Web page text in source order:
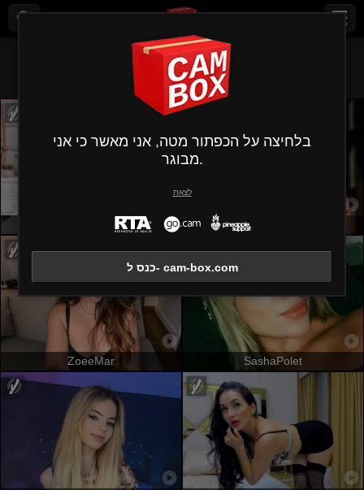
כל ()
KendraMiler SofieWhite
ZoeeMar SashaPolet
בלחיצה על הכפתור מטה, אני מאשר כי אני
מבוגר.
לצאת
כנס ל- cam-box.com